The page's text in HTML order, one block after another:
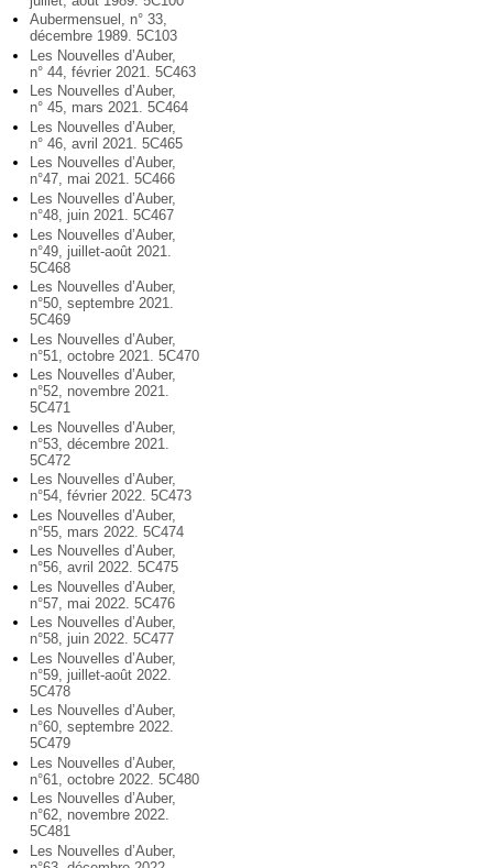
Aubermensuel, n° 33,
décembre 1989. 5C103
Les Nouvelles d’Auber,
n° 44, février 2021. 5C463
Les Nouvelles d’Auber,
n° 45, mars 2021. 5C464
Les Nouvelles d’Auber,
n° 46, avril 2021. 5C465
Les Nouvelles d’Auber,
n°47, mai 2021. 5C466
Les Nouvelles d’Auber,
n°48, juin 2021. 5C467
Les Nouvelles d’Auber,
n°49, juillet-août 2021.
5C468
Les Nouvelles d’Auber,
n°50, septembre 2021.
5C469
Les Nouvelles d’Auber,
n°51, octobre 2021. 5C470
Les Nouvelles d’Auber,
n°52, novembre 2021.
5C471
Les Nouvelles d’Auber,
n°53, décembre 2021.
5C472
Les Nouvelles d’Auber,
n°54, février 2022. 5C473
Les Nouvelles d’Auber,
n°55, mars 2022. 5C474
Les Nouvelles d’Auber,
n°56, avril 2022. 5C475
Les Nouvelles d’Auber,
n°57, mai 2022. 5C476
Les Nouvelles d’Auber,
n°58, juin 2022. 5C477
Les Nouvelles d’Auber,
n°59, juillet-août 2022.
5C478
Les Nouvelles d’Auber,
n°60, septembre 2022.
5C479
Les Nouvelles d’Auber,
n°61, octobre 2022. 5C480
Les Nouvelles d’Auber,
n°62, novembre 2022.
5C481
Les Nouvelles d’Auber,